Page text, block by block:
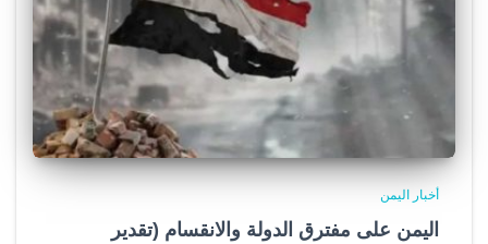
أخبار اليمن
اليمن على مفترق الدولة والانقسام (تقدير